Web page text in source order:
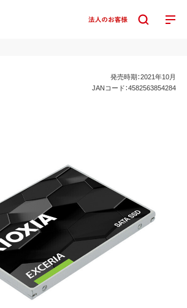
発売時期：2021年10月
JANコード：4582563854284